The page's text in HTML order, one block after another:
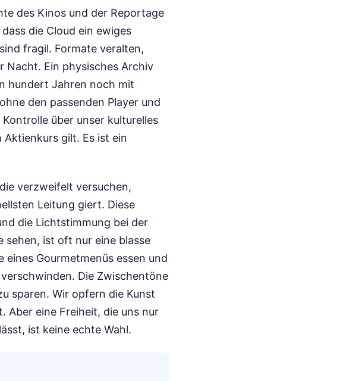
des Kinos und der Reportage
die Cloud ein ewiges
fragil. Formate veralten,
Nacht. Ein physisches Archiv
hundert Jahren noch mit
den passenden Player und
über unser kulturelles
gilt. Es ist ein
verzweifelt versuchen,
Leitung giert. Diese
die Lichtstimmung bei der
sehen, ist oft nur eine blasse
eines Gourmetmenüs essen und
Die Zwischentöne
sparen. Wir opfern die Kunst
Aber eine Freiheit, die uns nur
ist keine echte Wahl.